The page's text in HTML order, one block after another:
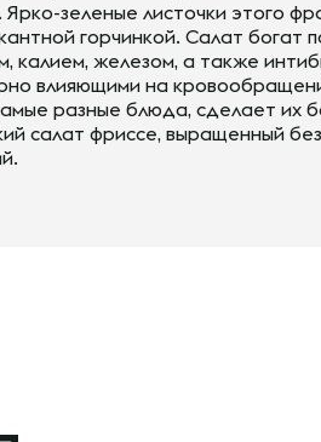
Ярко-зеленые листочки этого
горчинкой. Салат богат
калием, железом, а также
влияющими на
разные блюда, сделает их
салат фриссе, выращенный